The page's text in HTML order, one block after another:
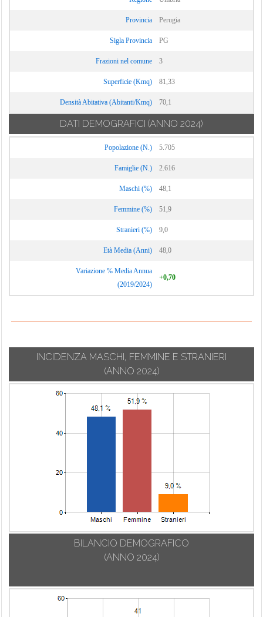
Provincia Perugia
Sigla Provincia PG
Frazioni nel comune 3
Superficie (Kmq) 81,33
Densità Abitativa (Abitanti/Kmq) 70,1
DATI DEMOGRAFICI (ANNO 2024)
Popolazione (N.) 5.705
Famiglie (N.) 2.616
Maschi (%) 48,1
Femmine (%) 51,9
Stranieri (%) 9,0
Età Media (Anni) 48,0
Variazione % Media Annua
(2019/2024)
+0,70
INCIDENZA MASCHI, FEMMINE E STRANIERI
(ANNO 2024)
BILANCIO DEMOGRAFICO
(ANNO 2024)